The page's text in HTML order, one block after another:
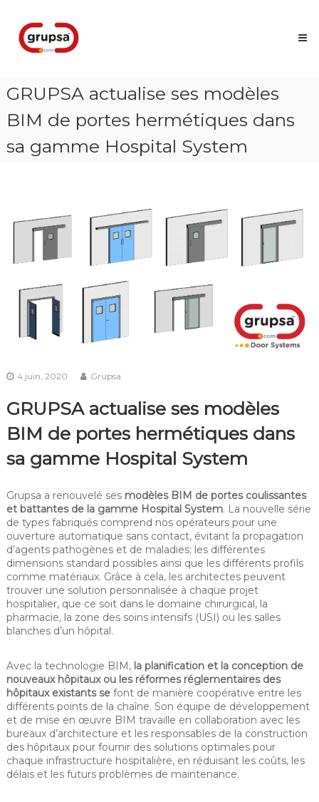
content
Accesos
que
conectan
GRUPSA actualise ses modèles
BIM de portes hermétiques dans
sa gamme Hospital System
4 juin, 2020 Grupsa
GRUPSA actualise ses modèles
BIM de portes hermétiques dans
sa gamme Hospital System
Grupsa a renouvelé ses modèles BIM de portes coulissantes
et battantes de la gamme Hospital System. La nouvelle série
de types fabriqués comprend nos opérateurs pour une
ouverture automatique sans contact, évitant la propagation
d’agents pathogènes et de maladies; les différentes
dimensions standard possibles ainsi que les différents profils
comme matériaux. Grâce à cela, les architectes peuvent
trouver une solution personnalisée à chaque projet
hospitalier, que ce soit dans le domaine chirurgical, la
pharmacie, la zone des soins intensifs (USI) ou les salles
blanches d’un hôpital.
Avec la technologie BIM, la planification et la conception de
nouveaux hôpitaux ou les réformes réglementaires des
hôpitaux existants sefont de manière coopérative entre les
différents points de la chaîne. Son équipe de développement
et de mise en œuvre BIM travaille en collaboration avec les
bureaux d’architecture et les responsables de la construction
des hôpitaux pour fournir des solutions optimales pour
chaque infrastructure hospitalière, en réduisant les coûts, les
délais et les futurs problèmes de maintenance.